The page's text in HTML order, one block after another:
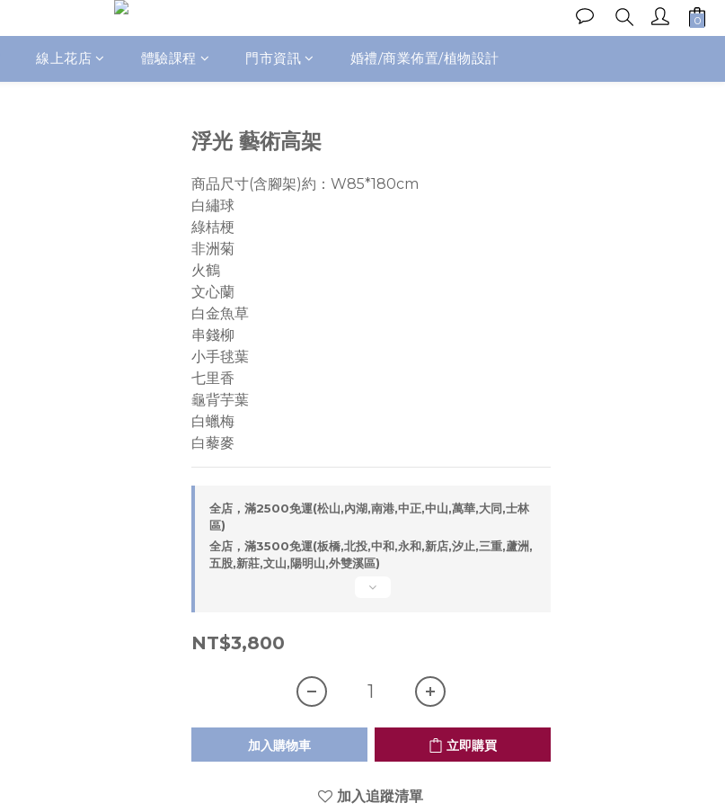
線上花店 體驗課程 門市資訊 婚禮/商業佈置/植物設計
浮光 藝術高架
商品尺寸(含腳架)約：W85*180cm
白繡球
綠桔梗
非洲菊
火鶴
文心蘭
白金魚草
串錢柳
小手毬葉
七里香
龜背芋葉
白蠟梅
白藜麥
全店，滿2500免運(松山,內湖,南港,中正,中山,萬華,大同,士林
區)
全店，滿3500免運(板橋,北投,中和,永和,新店,汐止,三重,蘆洲,
五股,新莊,文山,陽明山,外雙溪區)
NT$3,800
加入購物車 立即購買
加入追蹤清單